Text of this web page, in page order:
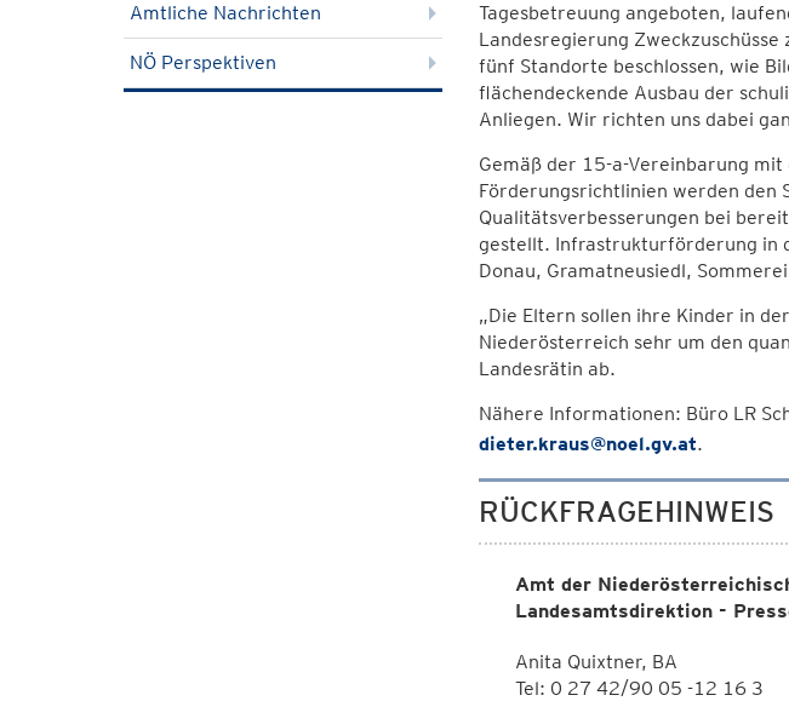
Amtliche Nachrichten
NÖ Perspektiven
Tagesbetreuung angeboten,
Landesregierung
fünf Standorte beschlossen, wie
flächendeckende Ausbau der
Anliegen. Wir richten uns dabei
Gemäß der 15-a-Vereinbarung
Förderungsrichtlinien werden den
Qualitätsverbesserungen bei
gestellt. Infrastrukturförderung in
Donau, Gramatneusiedl,
„Die Eltern sollen ihre Kinder in
Niederösterreich sehr um den
Landesrätin ab.
Nähere Informationen: Büro LR
dieter.kraus@noel.gv.at.
RÜCKFRAGEHINWEIS
Amt der
Landesamtsdirektion -
Anita Quixtner, BA
Tel: 0 27 42/90 05 -12 16 3